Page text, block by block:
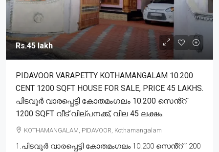
Rs.45 lakh
PIDAVOOR VARAPETTY KOTHAMANGALAM 10.200
CENT 1200 SQFT HOUSE FOR SALE, PRICE 45 LAKHS.
പിടവൂർ വാരപ്പെട്ടി കോതമംഗലം 10.200 സെൻ്റ്
1200 SQFT വീട് വില്പനക്ക്, വില 45 ലക്ഷം.
KOTHAMANGALAM, PIDAVOOR, Kothamangalam
1.പിടവൂർ വാരപ്പെട്ടി കോതമംഗലം 10.200 സെൻ്റ് 1200